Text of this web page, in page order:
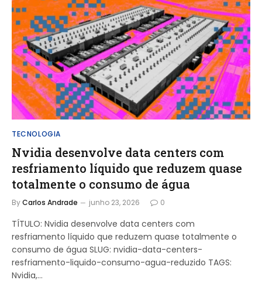
TECNOLOGIA
Nvidia desenvolve data centers com
resfriamento líquido que reduzem quase
totalmente o consumo de água
ByCarlos Andrade junho 23, 2026 0
TÍTULO: Nvidia desenvolve data centers com
resfriamento líquido que reduzem quase totalmente o
consumo de água SLUG: nvidia-data-centers-
resfriamento-liquido-consumo-agua-reduzido TAGS:
Nvidia,…